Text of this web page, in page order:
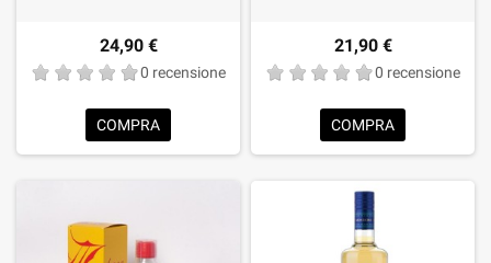
24,90 €
0 recensione
COMPRA
21,90 €
0 recensione
COMPRA